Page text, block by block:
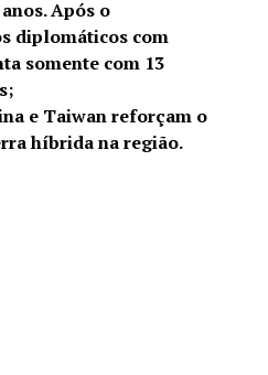
Após o
diplomáticos com
somente com 13
e Taiwan reforçam o
híbrida na região.